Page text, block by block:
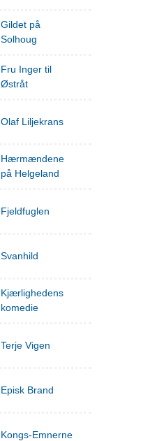
Gildet på
Solhoug
Fru Inger til
Østråt
Olaf Liljekrans
Hærmændene
på Helgeland
Fjeldfuglen
Svanhild
Kjærlighedens
komedie
Terje Vigen
Episk Brand
Kongs-Emnerne